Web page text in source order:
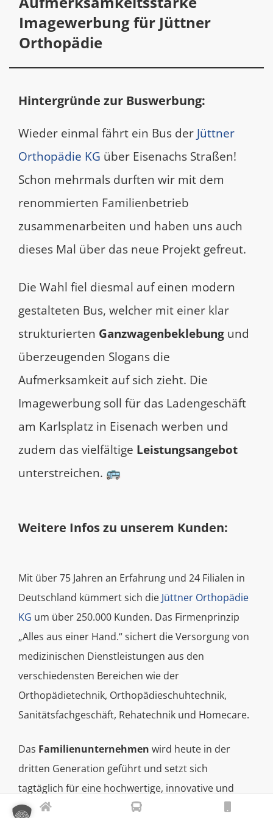
Imagewerbung für Jüttner
Orthopädie
Hintergründe zur Buswerbung:
Wieder einmal fährt ein Bus der Jüttner
Orthopädie KG über Eisenachs Straßen!
Schon mehrmals durften wir mit dem
renommierten Familienbetrieb
zusammenarbeiten und haben uns auch
dieses Mal über das neue Projekt gefreut.
Die Wahl fiel diesmal auf einen modern
gestalteten Bus, welcher mit einer klar
strukturierten Ganzwagenbeklebung und
überzeugenden Slogans die
Aufmerksamkeit auf sich zieht. Die
Imagewerbung soll für das Ladengeschäft
am Karlsplatz in Eisenach werben und
zudem das vielfältige Leistungsangebot
unterstreichen. 🚌
Weitere Infos zu unserem Kunden:
Mit über 75 Jahren an Erfahrung und 24 Filialen in
Deutschland kümmert sich die Jüttner Orthopädie
KG um über 250.000 Kunden. Das Firmenprinzip
„Alles aus einer Hand.“ sichert die Versorgung von
medizinischen Dienstleistungen aus den
verschiedensten Bereichen wie der
Orthopädietechnik, Orthopädieschuhtechnik,
Sanitätsfachgeschäft, Rehatechnik und Homecare.
Das Familienunternehmen wird heute in der
dritten Generation geführt und setzt sich
tagtäglich für eine hochwertige, innovative und
individuelle Versorgung seiner Patient:innen ein.